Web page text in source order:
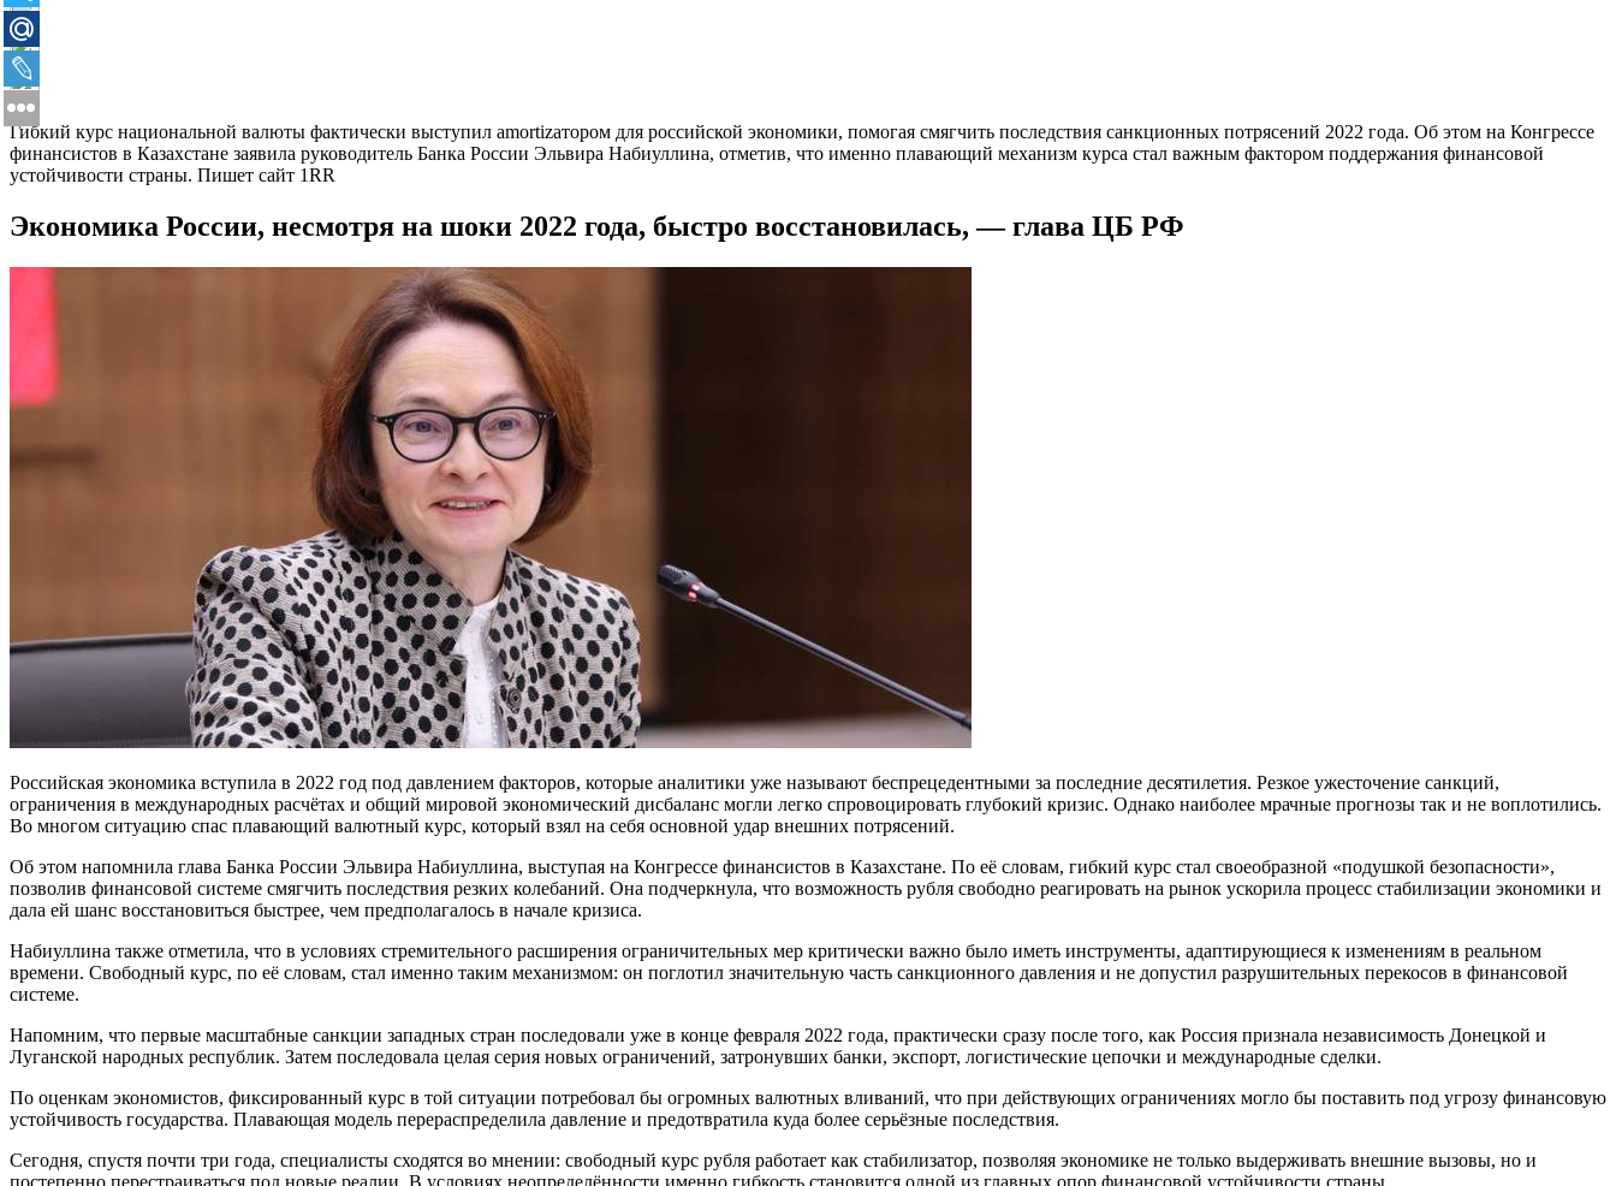
Гибкий курс национальной валюты фактически выступил amortizатором для российской экономики, помогая смягчить последствия санкционных потрясений 2022 года. Об этом на Конгрессе
финансистов в Казахстане заявила руководитель Банка России Эльвира Набиуллина, отметив, что именно плавающий механизм курса стал важным фактором поддержания финансовой
устойчивости страны. Пишет сайт 1RR
Экономика России, несмотря на шоки 2022 года, быстро восстановилась, — глава ЦБ РФ
Российская экономика вступила в 2022 год под давлением факторов, которые аналитики уже называют беспрецедентными за последние десятилетия. Резкое ужесточение санкций,
ограничения в международных расчётах и общий мировой экономический дисбаланс могли легко спровоцировать глубокий кризис. Однако наиболее мрачные прогнозы так и не воплотились.
Во многом ситуацию спас плавающий валютный курс, который взял на себя основной удар внешних потрясений.
Об этом напомнила глава Банка России Эльвира Набиуллина, выступая на Конгрессе финансистов в Казахстане. По её словам, гибкий курс стал своеобразной «подушкой безопасности»,
позволив финансовой системе смягчить последствия резких колебаний. Она подчеркнула, что возможность рубля свободно реагировать на рынок ускорила процесс стабилизации экономики и
дала ей шанс восстановиться быстрее, чем предполагалось в начале кризиса.
Набиуллина также отметила, что в условиях стремительного расширения ограничительных мер критически важно было иметь инструменты, адаптирующиеся к изменениям в реальном
времени. Свободный курс, по её словам, стал именно таким механизмом: он поглотил значительную часть санкционного давления и не допустил разрушительных перекосов в финансовой
системе.
Напомним, что первые масштабные санкции западных стран последовали уже в конце февраля 2022 года, практически сразу после того, как Россия признала независимость Донецкой и
Луганской народных республик. Затем последовала целая серия новых ограничений, затронувших банки, экспорт, логистические цепочки и международные сделки.
По оценкам экономистов, фиксированный курс в той ситуации потребовал бы огромных валютных вливаний, что при действующих ограничениях могло бы поставить под угрозу финансовую
устойчивость государства. Плавающая модель перераспределила давление и предотвратила куда более серьёзные последствия.
Сегодня, спустя почти три года, специалисты сходятся во мнении: свободный курс рубля работает как стабилизатор, позволяя экономике не только выдерживать внешние вызовы, но и
постепенно перестраиваться под новые реалии. В условиях неопределённости именно гибкость становится одной из главных опор финансовой устойчивости страны.